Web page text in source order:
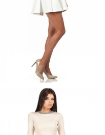
SUKIENKA ECRU SZYTA